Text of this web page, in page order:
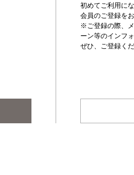
初めてご利用に
会員のご登録を
※ご登録の際、
ーン等のインフ
ぜひ、ご登録くだ